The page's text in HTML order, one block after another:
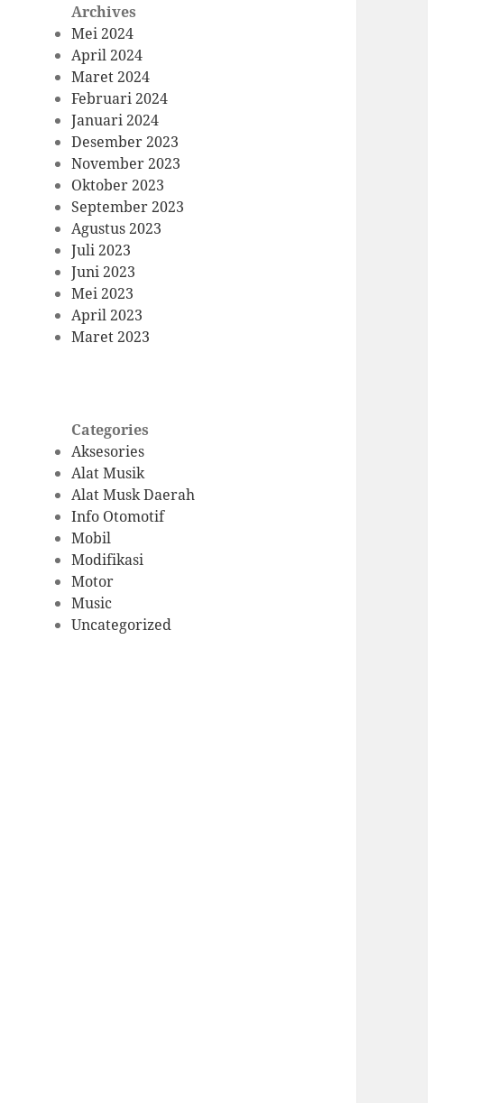
Archives
Mei 2024
April 2024
Maret 2024
Februari 2024
Januari 2024
Desember 2023
November 2023
Oktober 2023
September 2023
Agustus 2023
Juli 2023
Juni 2023
Mei 2023
April 2023
Maret 2023
Categories
Aksesories
Alat Musik
Alat Musk Daerah
Info Otomotif
Mobil
Modifikasi
Motor
Music
Uncategorized